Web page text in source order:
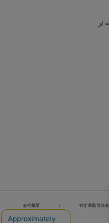
メ
会社概要 特定商取引法